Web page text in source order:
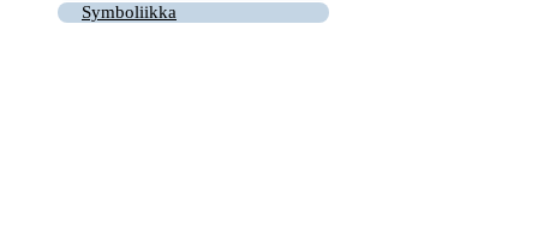
Symboliikka